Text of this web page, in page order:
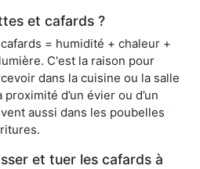
et cafards ?
= humidité + chaleur +
C'est la raison pour
dans la cuisine ou la salle
d’un évier ou d’un
aussi dans les poubelles
et tuer les cafards à